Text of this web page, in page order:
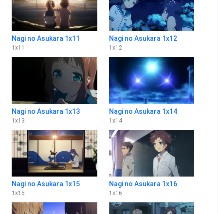
Nagi no Asukara 1x11
1 x11
Nagi no Asukara 1x12
1 x12
Nagi no Asukara 1x13
1 x13
Nagi no Asukara 1x14
1 x14
Nagi no Asukara 1x15
1 x15
Nagi no Asukara 1x16
1 x16